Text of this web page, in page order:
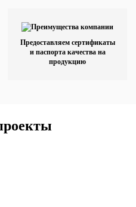
Предоставляем сертификаты
и паспорта качества на
продукцию